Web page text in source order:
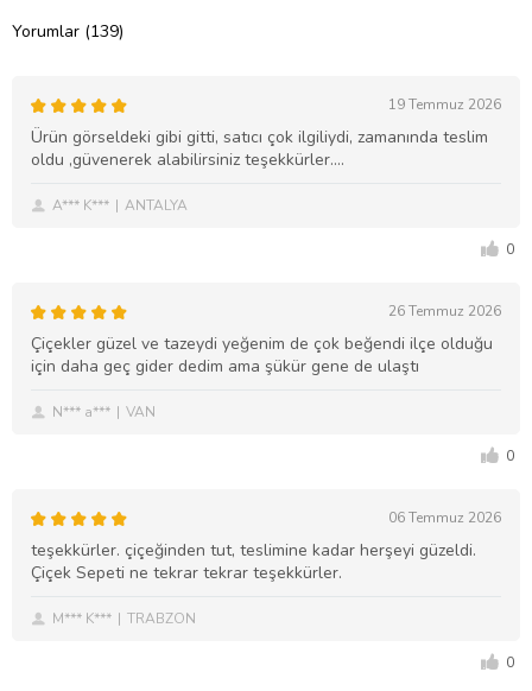
Yorumlar (139)
19 Temmuz 2026
Ürün görseldeki gibi gitti, satıcı çok ilgiliydi, zamanında teslim
oldu ,güvenerek alabilirsiniz teşekkürler….
A*** K*** ANTALYA
0
26 Temmuz 2026
Çiçekler güzel ve tazeydi yeğenim de çok beğendi ilçe olduğu
için daha geç gider dedim ama şükür gene de ulaştı
N*** a*** VAN
0
06 Temmuz 2026
teşekkürler. çiçeğinden tut, teslimine kadar herşeyi güzeldi.
Çiçek Sepeti ne tekrar tekrar teşekkürler.
M*** K*** TRABZON
0